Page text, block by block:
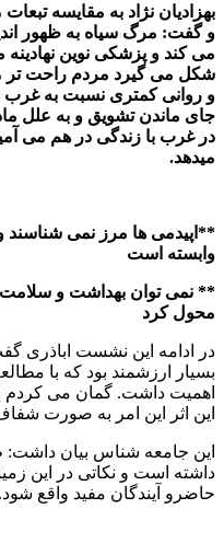
بهزادیان نژاد به مقایسه
و گفت: مرگ سیاه به ظهور
می کند و پزشکی نوین
شکل می گیرد مردم راحت تر
و روانی کمتری نسبت به غرب
جای ماندن تشویق و به علل
در غرب با زندگی در هم می
میدهد.
**اپیدمی ها مرز نمی شناسند
وابسته است
** نمی توان بهداشت و
محول کرد
در ادامه این نشست اباذری
بسیار ارزشمند بود که با
اهمیت داشت. گمان می کردم
این اثر این امر به صورت
این جامعه شناس بیان داشت:
داشته است و نکاتی در این
حاضرو آیندگان مفید واقع شود.